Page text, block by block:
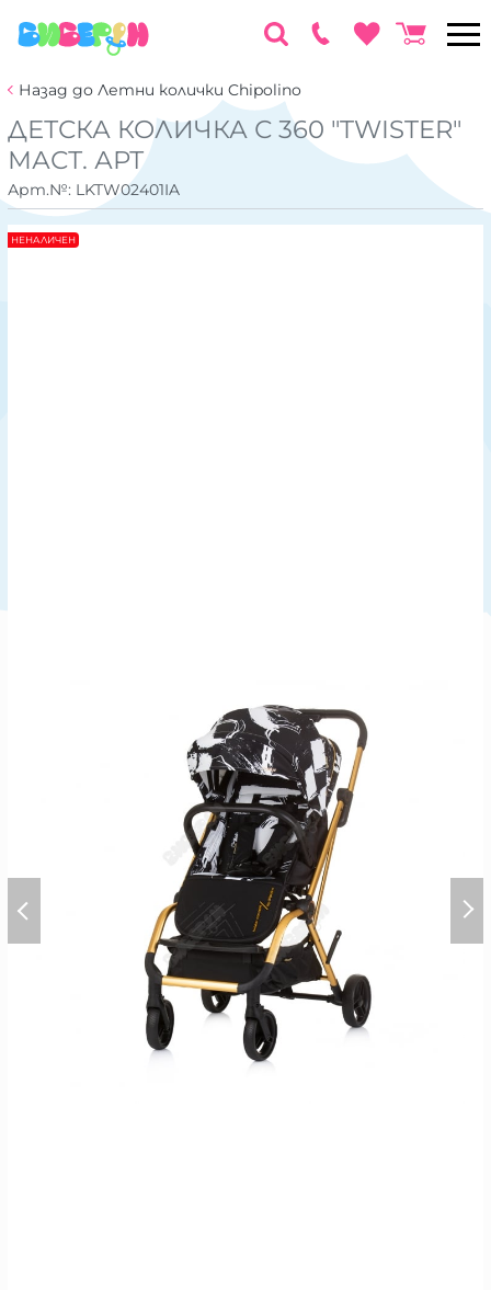
Назад до Летни колички Chipolino
ДЕТСКА КОЛИЧКА С 360 "TWISTER"
МАСТ. АРТ
Арт.№: LKTW02401IA
НЕНАЛИЧЕН